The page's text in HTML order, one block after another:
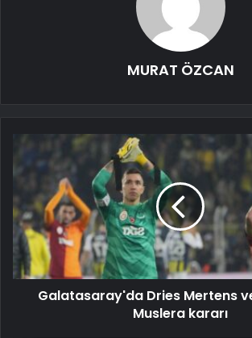
MURAT ÖZCAN
Galatasaray'da Dries Mertens
Muslera kararı